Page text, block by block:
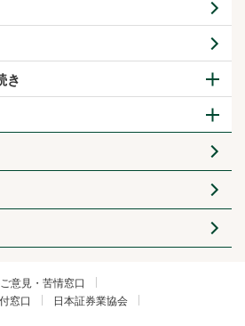
き
意見・苦情窓口
窓口
日本証券業協会